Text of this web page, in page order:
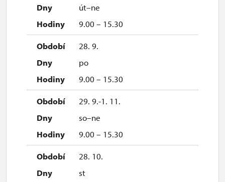
út–ne
9.00 – 15.30
28. 9.
po
9.00 – 15.30
29. 9.-1. 11.
so–ne
9.00 – 15.30
28. 10.
st